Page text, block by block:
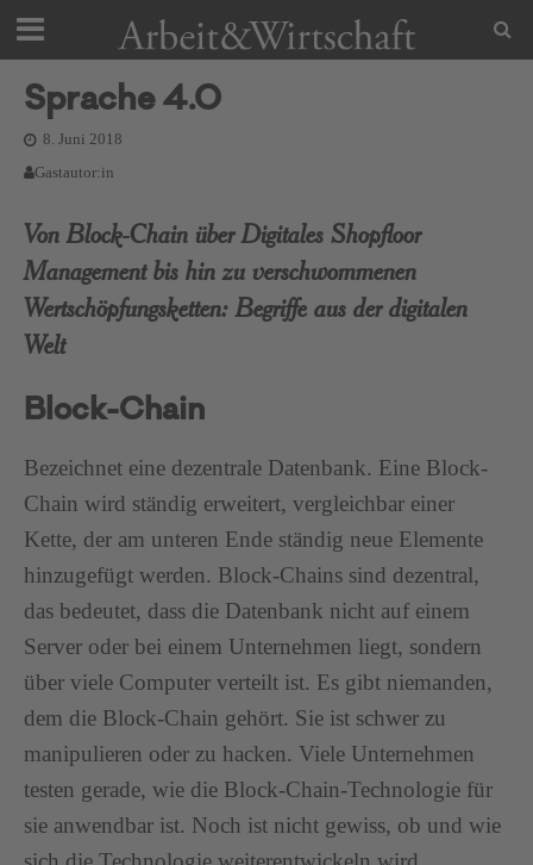
Sprache 4.0
8. Juni 2018
Gastautor:in
Von Block-Chain über Digitales Shopfloor
Management bis hin zu verschwommenen
Wertschöpfungsketten: Begriffe aus der digitalen
Welt
Block-Chain
Bezeichnet eine dezentrale Datenbank. Eine Block-
Chain wird ständig erweitert, vergleichbar einer
Kette, der am unteren Ende ständig neue Elemente
hinzugefügt werden. Block-Chains sind dezentral,
das bedeutet, dass die Datenbank nicht auf einem
Server oder bei einem Unternehmen liegt, sondern
über viele Computer verteilt ist. Es gibt niemanden,
dem die Block-Chain gehört. Sie ist schwer zu
manipulieren oder zu hacken. Viele Unternehmen
testen gerade, wie die Block-Chain-Technologie für
sie anwendbar ist. Noch ist nicht gewiss, ob und wie